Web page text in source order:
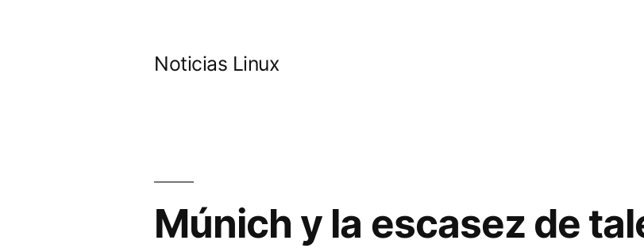
Noticias Linux
Múnich y la escasez de